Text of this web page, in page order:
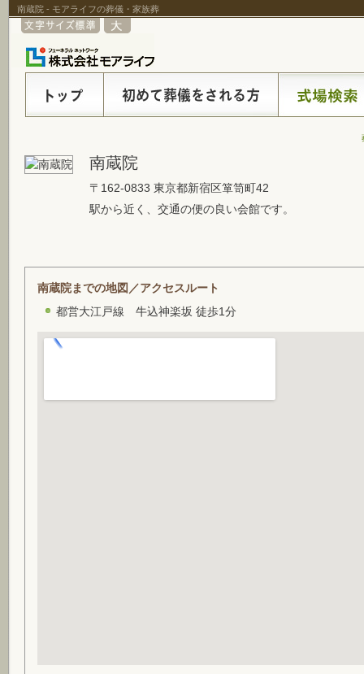
南蔵院 - モアライフの葬儀・家族葬
南蔵院
〒162-0833 東京都新宿区箪笥町42
駅から近く、交通の便の良い会館です。
南蔵院までの地図／アクセスルート
都営大江戸線 牛込神楽坂 徒歩1分